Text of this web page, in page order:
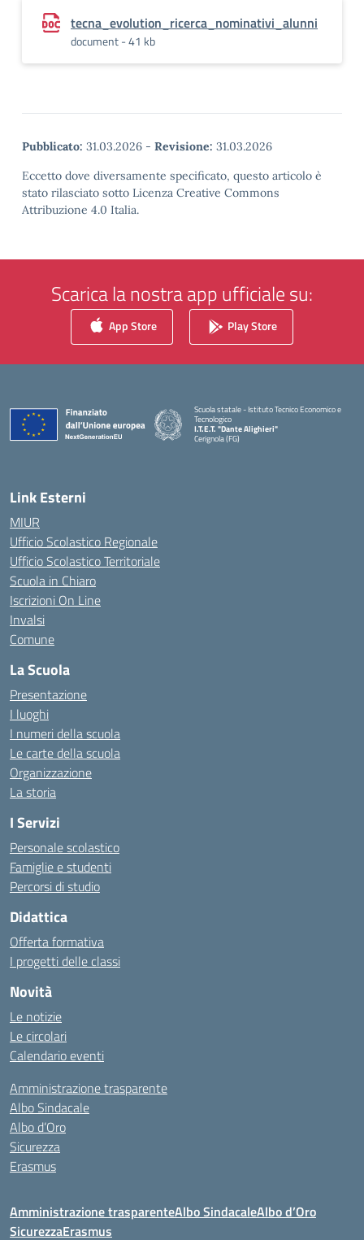
tecna_evolution_ricerca_nominativi_alunni
document - 41 kb
Pubblicato: 31.03.2026 - Revisione: 31.03.2026
Eccetto dove diversamente specificato, questo articolo è
stato rilasciato sotto Licenza Creative Commons
Attribuzione 4.0 Italia.
Scarica la nostra app ufficiale su:
App Store Play Store
Scuola statale - Istituto Tecnico Economico e
Tecnologico
I.T.E.T. "Dante Alighieri"
Cerignola (FG)
— Visita la pagina iniziale della scuola
Link Esterni
MIUR
Ufficio Scolastico Regionale
Ufficio Scolastico Territoriale
Scuola in Chiaro
Iscrizioni On Line
Invalsi
Comune
La Scuola
Presentazione
I luoghi
I numeri della scuola
Le carte della scuola
Organizzazione
La storia
I Servizi
Personale scolastico
Famiglie e studenti
Percorsi di studio
Didattica
Offerta formativa
I progetti delle classi
Novità
Le notizie
Le circolari
Calendario eventi
Amministrazione trasparente
Albo Sindacale
Albo d’Oro
Sicurezza
Erasmus
Amministrazione trasparenteAlbo SindacaleAlbo d’Oro
SicurezzaErasmus